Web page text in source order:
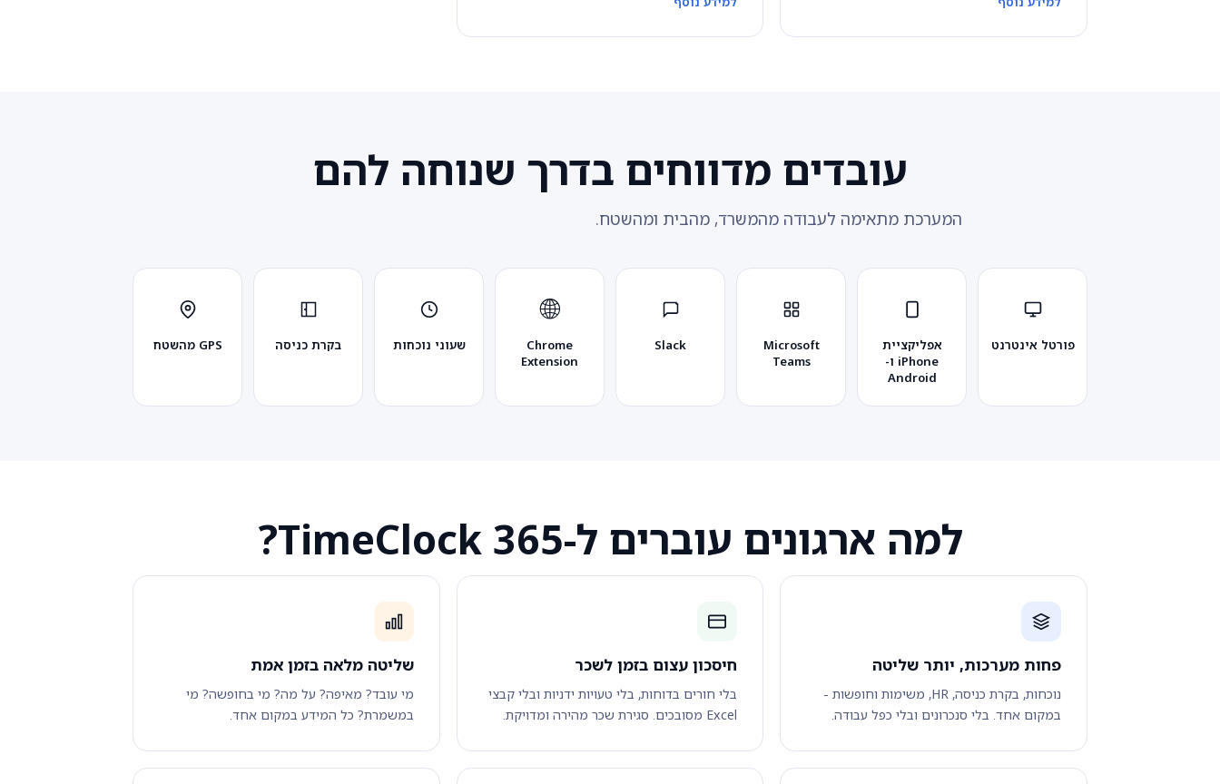
עובדים מדווחים בדרך שנוחה להם
המערכת מתאימה לעבודה מהמשרד, מהבית ומהשטח.
פורטל אינטרנט
אפליקציית
iPhone ו-
Android
Microsoft
Teams
Slack
🌐
Chrome
Extension
שעוני נוכחות בקרת כניסה GPS מהשטח
למה ארגונים עוברים ל-TimeClock 365?
פחות מערכות, יותר שליטה
נוכחות, בקרת כניסה, HR, משימות וחופשות -
במקום אחד. בלי סנכרונים ובלי כפל עבודה.
חיסכון עצום בזמן לשכר
בלי חורים בדוחות, בלי טעויות ידניות ובלי קבצי
Excel מסובכים. סגירת שכר מהירה ומדויקת.
שליטה מלאה בזמן אמת
מי עובד? מאיפה? על מה? מי בחופשה? מי
במשמרת? כל המידע במקום אחד.